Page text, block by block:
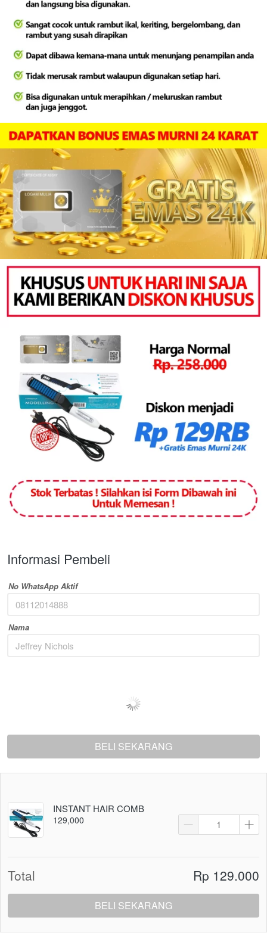
Informasi Pembeli
No WhatsApp Aktif
Nama
`BELI SEKARANG
INSTANT HAIR COMB
129,000
Total Rp 129.000
`BELI SEKARANG